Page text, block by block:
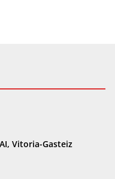
Vitoria-Gasteiz